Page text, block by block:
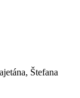
Štefana